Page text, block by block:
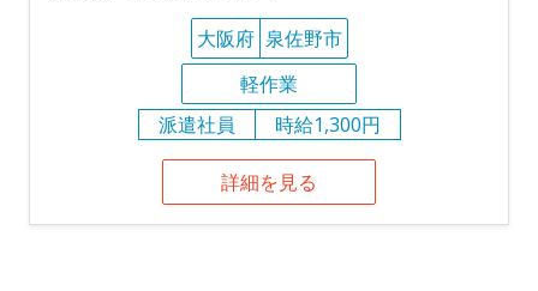
大阪府 泉佐野市
軽作業
派遣社員
時給1,300円
詳細を見る